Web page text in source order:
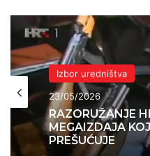
Izbor uredništva
23/05/2026
RAZORUŽANJE
MEGAIZDAJA
PREŠUĆUJE